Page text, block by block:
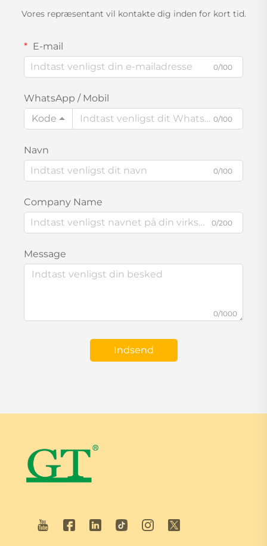
Vores repræsentant vil kontakte dig inden for kort tid.
E-mail
0/100
WhatsApp / Mobil
Kode
0/100
Navn
0/100
Company Name
0/200
Message
0/1000
Indsend